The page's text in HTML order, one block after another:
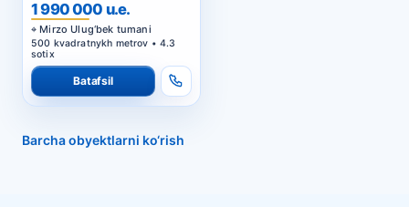
eksklyuziv uy
1 990 000 u.e.
Mirzo Ulug‘bek tumani
500 kvadratnykh metrov • 4.3
sotix
Batafsil
Barcha obyektlarni ko‘rish